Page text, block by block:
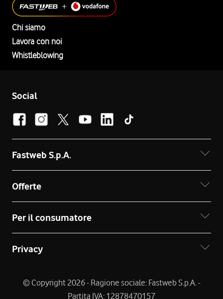
Chi siamo
Lavora con noi
Whistleblowing
Social
Fastweb S.p.A.
Offerte
Per il consumatore
Privacy
© Copyright 2026 - Ragione sociale: Fastweb S.p.A. -
Partita IVA: 12878470157